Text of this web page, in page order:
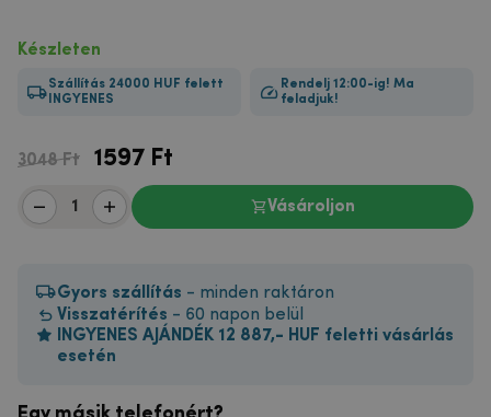
Készleten
Szállítás 24000 HUF felett
INGYENES
Rendelj 12:00-ig! Ma
feladjuk!
3048 Ft 1597 Ft
Vásároljon
Gyors szállítás - minden raktáron
Visszatérítés - 60 napon belül
INGYENES AJÁNDÉK 12 887,- HUF feletti vásárlás
esetén